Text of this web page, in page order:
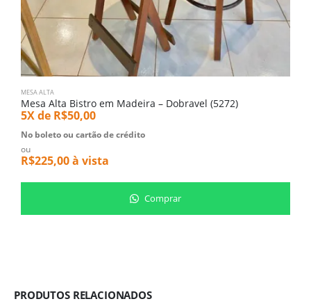
MESA ALTA
Mesa Alta Bistro em Madeira – Dobravel (5272)
5X de R$50,00
No boleto ou cartão de crédito
ou
R$225,00à vista
Comprar
PRODUTOS RELACIONADOS